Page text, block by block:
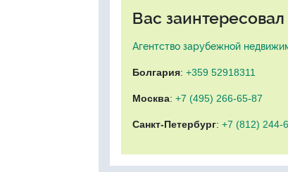
Вас заинтересовал
Агентство зарубежной
Болгария: +359 52918311
Москва: +7 (495) 266-65-87
Санкт-Петербург: +7 (812) 244-